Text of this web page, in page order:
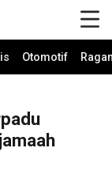
Otomotif